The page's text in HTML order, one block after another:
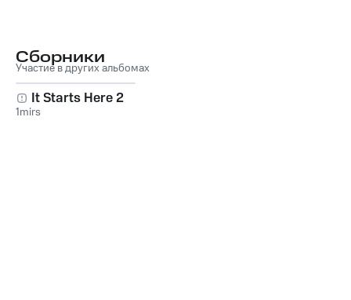
Сборники
Участие в других альбомах
It Starts Here 2
1mirs